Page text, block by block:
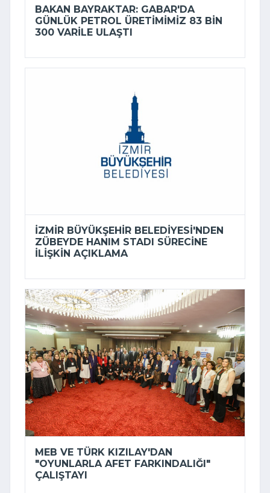
BAKAN BAYRAKTAR: GABAR'DA
GÜNLÜK PETROL ÜRETIMIMIZ 83 BIN
300 VARILE ULAŞTI
İZMIR BÜYÜKŞEHIR BELEDIYESI'NDEN
ZÜBEYDE HANIM STADI SÜRECINE
ILIŞKIN AÇIKLAMA
MEB VE TÜRK KIZILAY'DAN
"OYUNLARLA AFET FARKINDALIĞI"
ÇALIŞTAYI